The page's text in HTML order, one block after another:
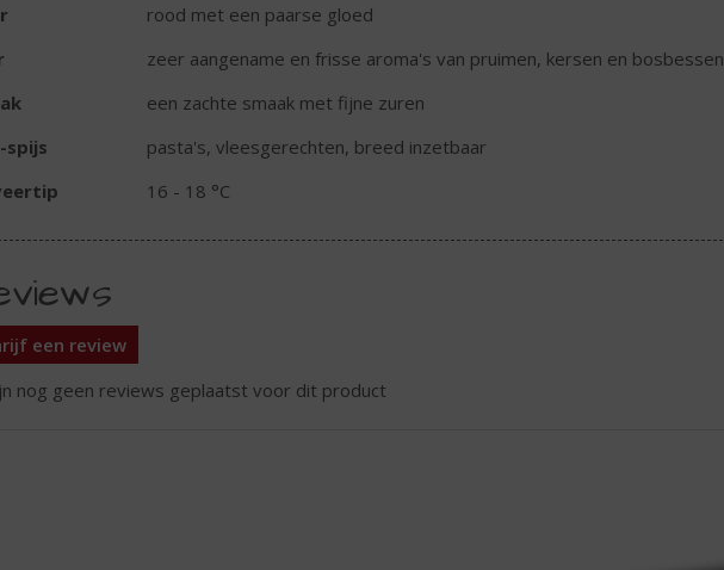
rood met een paarse gloed
zeer aangename en frisse aroma's van pruimen, kersen en bosbessen
een zachte smaak met fijne zuren
spijs
pasta's, vleesgerechten, breed inzetbaar
16 - 18 °C
een review
nog geen reviews geplaatst voor dit product